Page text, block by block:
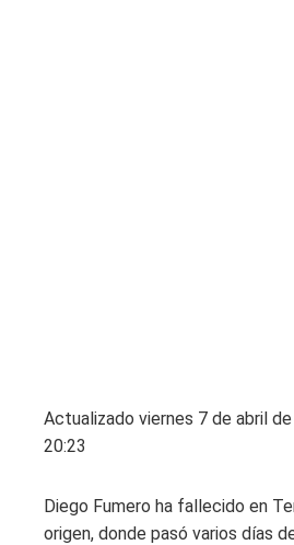
Actualizado viernes 7 de abril
20:23
Diego Fumero ha fallecido en
origen, donde pasó varios días